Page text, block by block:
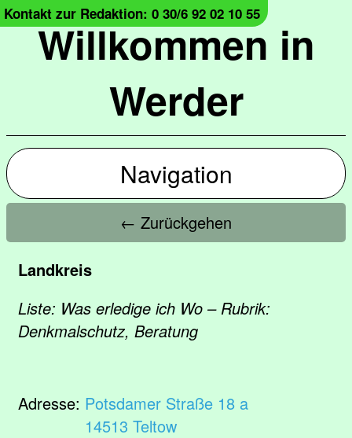
Willkommen in
Werder
Kontakt zur Redaktion: 0 30/6 92 02 10 55
Navigation
← Zurückgehen
Landkreis
Liste: Was erledige ich Wo – Rubrik:
Denkmalschutz, Beratung
Adresse: Potsdamer Straße 18 a
14513 Teltow